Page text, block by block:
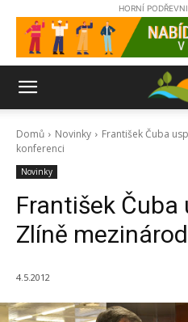
HORNÍ
Domů Novinky
František Čuba
konferenci
Novinky
František Čuba
Zlíně
4.5.2012